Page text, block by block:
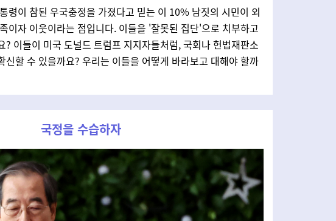
령이 참된 우국충정을 가졌다고 믿는 이 10% 남짓의 시민이 외
이자 이웃이라는 점입니다. 이들을 '잘못된 집단'으로 치부하고
? 이들이 미국 도널드 트럼프 지지자들처럼, 국회나 헌법재판소
신할 수 있을까요? 우리는 이들을 어떻게 바라보고 대해야 할까
국정을 수습하자